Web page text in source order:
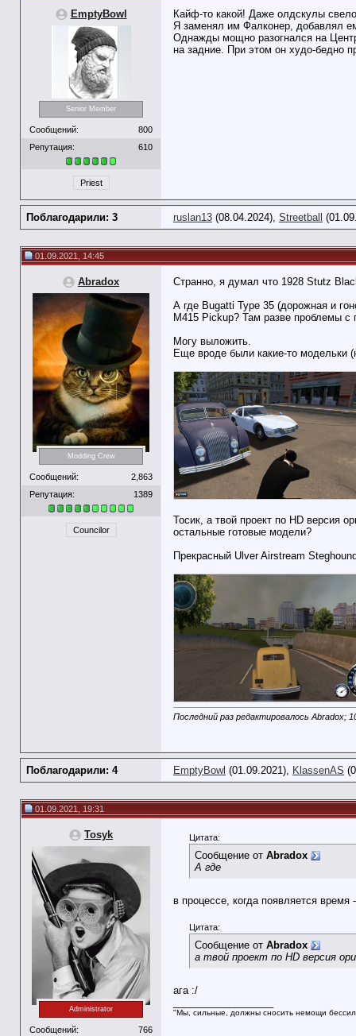
EmptyBowl
Senior Member
Сообщений:
800
Репутация:
610
Priest
Кайф-то какой! Даже олдскулы
Я заменял им Фалконер, добавлял
Однажды мощно разогнался на
на задние. При этом он худо-бедно
Поблагодарили: 3 ruslan13 (08.04.2024), Streetball
01.09.2021, 14:45
Abradox
Modding Crew
Сообщений:
2,863
Репутация:
1389
Councilor
Странно, я думал что 1928 Stutz
А где Bugatti Type 35 (дорожная и
M415 Pickup? Там разве проблемы с
Могу выложить.
Еще вроде были какие-то модельки
Тосик, а твой проект по HD версия
остальные готовые модели?
Прекрасный Ulver Airstream
Последний раз редактировалось Abradox;
Поблагодарили: 4 EmptyBowl (01.09.2021), KlassenAS
01.09.2021, 19:31
Tosyk
Administrator
Сообщений: 766
Цитата:
Сообщение от Abradox
А где
в процессе, когда появляется время
Цитата:
Сообщение от Abradox
а твой проект по HD версия
ага :/
"Мы, сильные, должны сносить немощи